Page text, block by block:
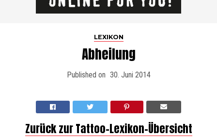
LEXIKON
Abheilung
Published on 30. Juni 2014
Zurück zur Tattoo-Lexikon-Übersicht